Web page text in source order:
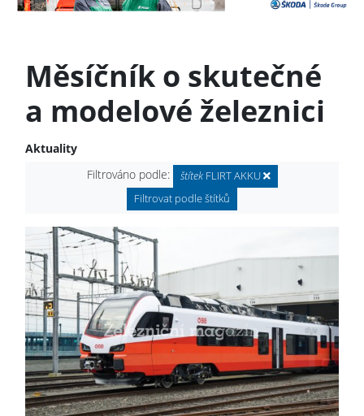
Měsíčník o skutečné
a modelové železnici
Aktuality
Filtrováno podle:
štítekFLIRT AKKU
Filtrovat podle štítků